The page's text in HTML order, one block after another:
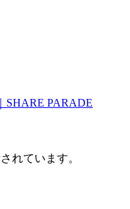
SHARE PARADE
れています。